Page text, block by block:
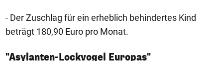
- Der Zuschlag für ein erheblich behindertes Kind
beträgt 180,90 Euro pro Monat.
"Asylanten-Lockvogel Europas"